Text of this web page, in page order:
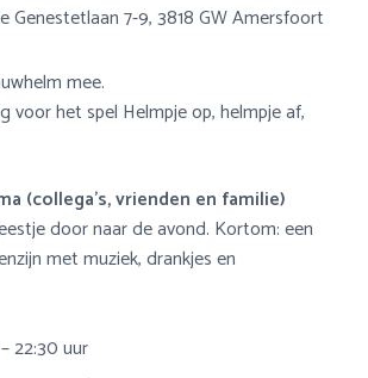
Genestetlaan 7-9, 3818 GW Amersfoort
mee.
voor het spel Helmpje op, helmpje af,
(collega’s, vrienden en familie)
door naar de avond. Kortom: een
met muziek, drankjes en
22:30 uur